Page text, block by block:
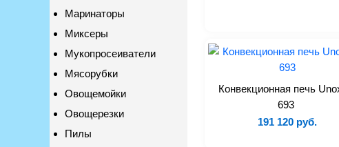
Маринаторы
Миксеры
Мукопросеиватели
Мясорубки
Овощемойки
Овощерезки
Пилы
Конвекционная печь
693
191 120 руб.